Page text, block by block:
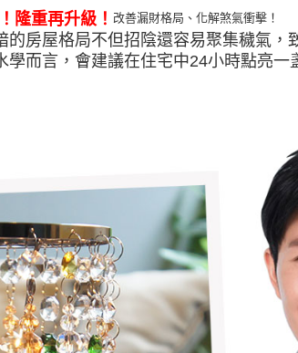
隆重再升級！ 改善漏財格局、化解煞氣衝擊！
的房屋格局不但招陰還容易聚集穢氣，
而言，會建議在住宅中24小時點亮一